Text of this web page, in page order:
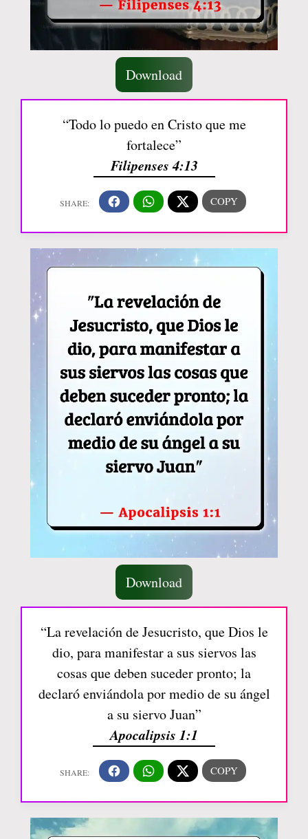
Download
“Todo lo puedo en Cristo que me
fortalece”
Filipenses 4:13
Download
“La revelación de Jesucristo, que Dios le
dio, para manifestar a sus siervos las
cosas que deben suceder pronto; la
declaró enviándola por medio de su ángel
a su siervo Juan”
Apocalipsis 1:1